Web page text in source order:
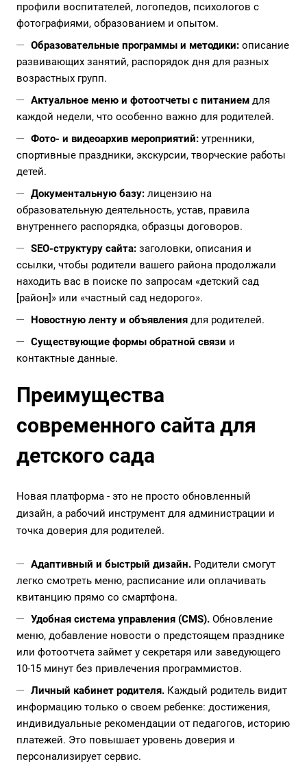
профили воспитателей, логопедов, психологов с
фотографиями, образованием и опытом.
Образовательные программы и методики: описание
развивающих занятий, распорядок дня для разных
возрастных групп.
Актуальное меню и фотоотчеты с питанием для
каждой недели, что особенно важно для родителей.
Фото- и видеоархив мероприятий: утренники,
спортивные праздники, экскурсии, творческие работы
детей.
Документальную базу: лицензию на
образовательную деятельность, устав, правила
внутреннего распорядка, образцы договоров.
SEO-структуру сайта: заголовки, описания и
ссылки, чтобы родители вашего района продолжали
находить вас в поиске по запросам «детский сад
[район]» или «частный сад недорого».
Новостную ленту и объявления для родителей.
Существующие формы обратной связи и
контактные данные.
Преимущества
современного сайта для
детского сада
Новая платформа - это не просто обновленный
дизайн, а рабочий инструмент для администрации и
точка доверия для родителей.
Адаптивный и быстрый дизайн. Родители смогут
легко смотреть меню, расписание или оплачивать
квитанцию прямо со смартфона.
Удобная система управления (CMS). Обновление
меню, добавление новости о предстоящем празднике
или фотоотчета займет у секретаря или заведующего
10-15 минут без привлечения программистов.
Личный кабинет родителя. Каждый родитель видит
информацию только о своем ребенке: достижения,
индивидуальные рекомендации от педагогов, историю
платежей. Это повышает уровень доверия и
персонализирует сервис.